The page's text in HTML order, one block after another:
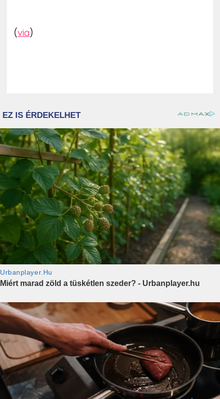
(via)